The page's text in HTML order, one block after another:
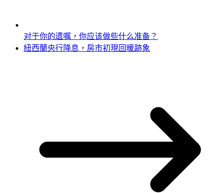
对于你的遗嘱，你应该做些什么准备？
紐西蘭央行降息，房市初現回暖跡象